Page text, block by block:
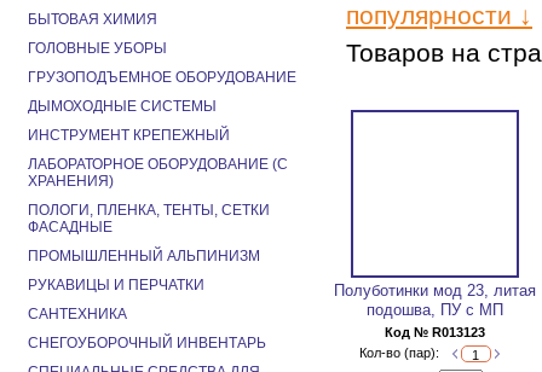
популярности ↓
Товаров на
Полуботинки мод 23, литая
подошва, ПУ с МП
Код № R013123
Кол-во (пар):
БЫТОВАЯ ХИМИЯ
ГОЛОВНЫЕ УБОРЫ
ГРУЗОПОДЪЕМНОЕ ОБОРУДОВАНИЕ
ДЫМОХОДНЫЕ СИСТЕМЫ
ИНСТРУМЕНТ КРЕПЕЖНЫЙ
ЛАБОРАТОРНОЕ ОБОРУДОВАНИЕ (С
ХРАНЕНИЯ)
ПОЛОГИ, ПЛЕНКА, ТЕНТЫ, СЕТКИ
ФАСАДНЫЕ
ПРОМЫШЛЕННЫЙ АЛЬПИНИЗМ
РУКАВИЦЫ И ПЕРЧАТКИ
САНТЕХНИКА
СНЕГОУБОРОЧНЫЙ ИНВЕНТАРЬ